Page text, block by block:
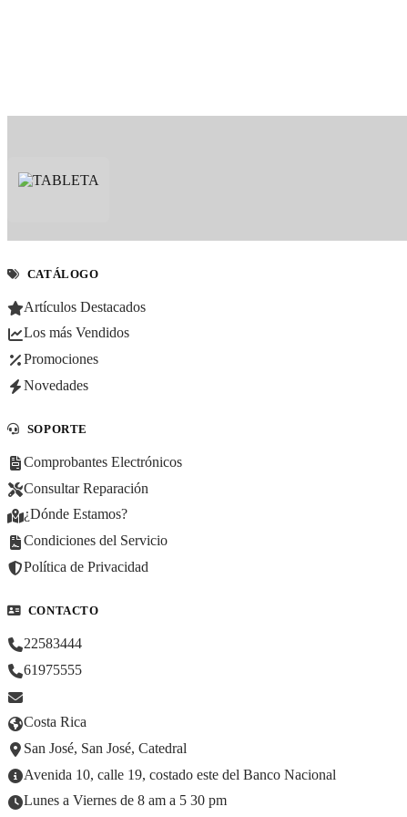
CATÁLOGO
Artículos Destacados
Los más Vendidos
Promociones
Novedades
SOPORTE
Comprobantes Electrónicos
Consultar Reparación
¿Dónde Estamos?
Condiciones del Servicio
Política de Privacidad
CONTACTO
22583444
61975555
Costa Rica
San José, San José, Catedral
Avenida 10, calle 19, costado este del Banco Nacional
Lunes a Viernes de 8 am a 5 30 pm